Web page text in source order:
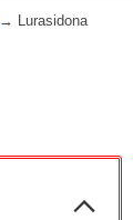
→ Lurasidona